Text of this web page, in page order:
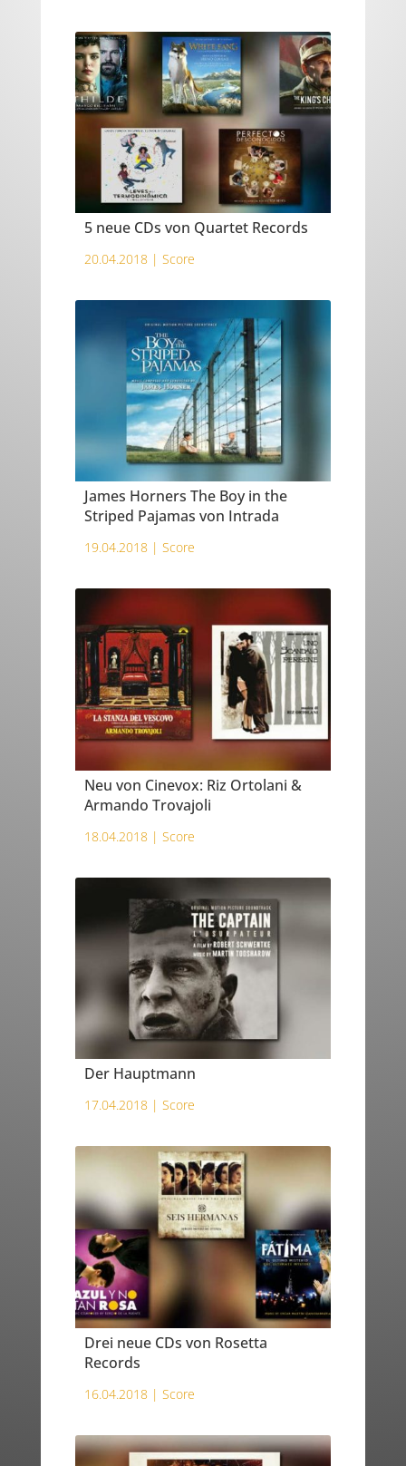
5 neue CDs von Quartet Records
20.04.2018 | Score
James Horners The Boy in the
Striped Pajamas von Intrada
19.04.2018 | Score
Neu von Cinevox: Riz Ortolani &
Armando Trovajoli
18.04.2018 | Score
Der Hauptmann
17.04.2018 | Score
Drei neue CDs von Rosetta
Records
16.04.2018 | Score